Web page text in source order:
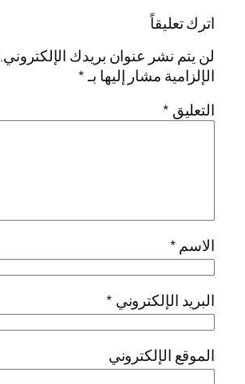
اترك تعليقاً
لن يتم نشر عنوان بريدك الإلكتروني.
الإلزامية مشار إليها بـ*
التعليق *
الاسم*
البريد الإلكتروني *
الموقع الإلكتروني